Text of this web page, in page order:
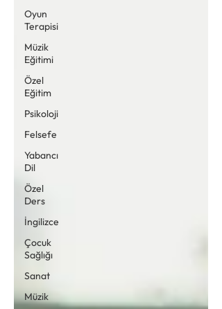
Oyun
Terapisi
Müzik
Eğitimi
Özel
Eğitim
Psikoloji
Felsefe
Yabancı
Dil
Özel
Ders
İngilizce
Çocuk
Sağlığı
Sanat
Müzik